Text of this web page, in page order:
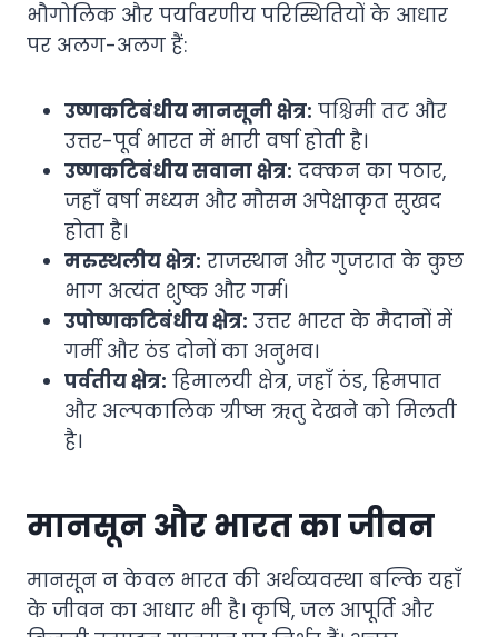
भौगोलिक और पर्यावरणीय परिस्थितियों के आधार
पर अलग-अलग हैं:
उष्णकटिबंधीय मानसूनी क्षेत्र: पश्चिमी तट और
उत्तर-पूर्व भारत में भारी वर्षा होती है।
उष्णकटिबंधीय सवाना क्षेत्र: दक्कन का पठार,
जहाँ वर्षा मध्यम और मौसम अपेक्षाकृत सुखद
होता है।
मरुस्थलीय क्षेत्र: राजस्थान और गुजरात के कुछ
भाग अत्यंत शुष्क और गर्म।
उपोष्णकटिबंधीय क्षेत्र: उत्तर भारत के मैदानों में
गर्मी और ठंड दोनों का अनुभव।
पर्वतीय क्षेत्र: हिमालयी क्षेत्र, जहाँ ठंड, हिमपात
और अल्पकालिक ग्रीष्म ऋतु देखने को मिलती
है।
मानसून और भारत का जीवन
मानसून न केवल भारत की अर्थव्यवस्था बल्कि यहाँ
के जीवन का आधार भी है। कृषि, जल आपूर्ति और